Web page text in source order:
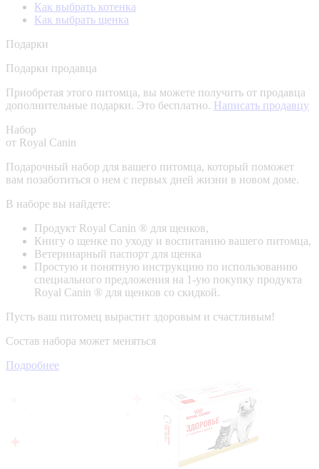
Как выбрать котенка
Как выбрать щенка
Подарки
Подарки продавца
Приобретая этого питомца, вы можете получить от продавца
дополнительные подарки. Это бесплатно. Написать продавцу
Набор
от Royal Canin
Подарочный набор для вашего питомца, который поможет
вам позаботиться о нем с первых дней жизни в новом доме.
В наборе вы найдете:
Продукт Royal Canin ® для щенков,
Книгу о щенке по уходу и воспитанию вашего питомца,
Ветеринарный паспорт для щенка
Простую и понятную инструкцию по использованию
специального предложения на 1-ую покупку продукта
Royal Canin ® для щенков со скидкой.
Пусть ваш питомец вырастит здоровым и счастливым!
Состав набора может меняться
Подробнее